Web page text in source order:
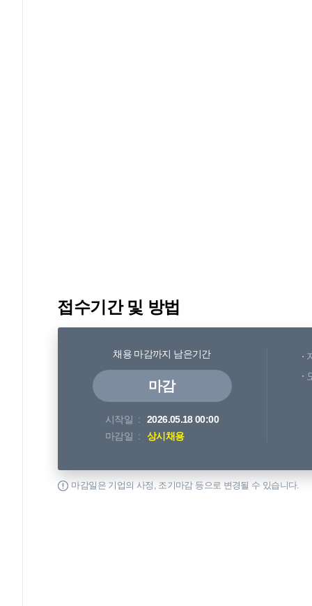
접수기간 및 방법
채용 마감까지 남은기간
마감
시작일
2026.05.18 00:00
마감일
상시채용
마감일은 기업의 사정, 조기마감 등으로 변경될 수 있습니다.